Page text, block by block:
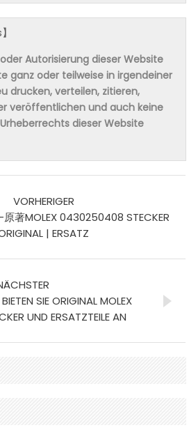
Autorisierung dieser Website
ganz oder teilweise in irgendeiner
drucken, verteilen, zitieren,
veröffentlichen und auch keine
dieser Website
VORHERIGER
-原著MOLEX 0430250408 STECKER
| ERSATZ
SIE ORIGINAL MOLEX
UND ERSATZTEILE AN